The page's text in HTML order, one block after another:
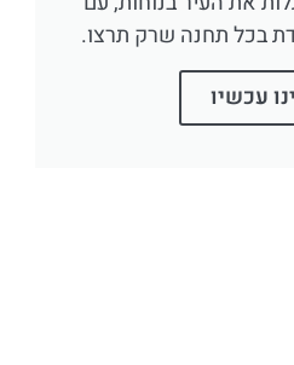
בכל תחנה שרק תרצו.
עכשיו